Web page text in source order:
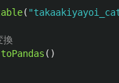
( "
toPandas ()